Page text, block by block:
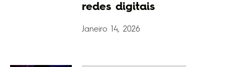
redes digitais
Janeiro 14, 2026